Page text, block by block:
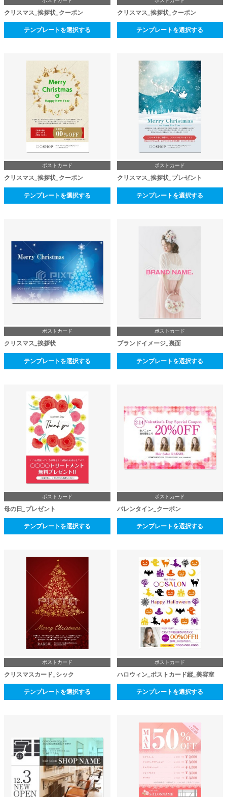
クリスマス_挨拶状_クーポン
テンプレートを選択する
クリスマス_挨拶状_クーポン
テンプレートを選択する
ポストカード
クリスマス_挨拶状_クーポン
テンプレートを選択する
ポストカード
クリスマス_挨拶状_プレゼント
テンプレートを選択する
ポストカード
クリスマス_挨拶状
テンプレートを選択する
ポストカード
ブランドイメージ_裏面
テンプレートを選択する
ポストカード
母の日_プレゼント
テンプレートを選択する
ポストカード
バレンタイン_クーポン
テンプレートを選択する
ポストカード
クリスマスカード_シック
テンプレートを選択する
ポストカード
ハロウィン_ポストカード縦_美容室
テンプレートを選択する